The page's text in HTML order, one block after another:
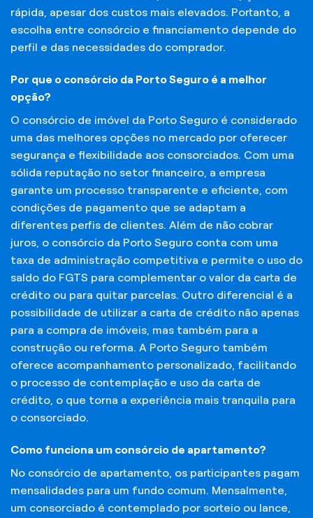
rápida, apesar dos custos mais elevados. Portanto, a
escolha entre consórcio e financiamento depende do
perfil e das necessidades do comprador.
Por que o consórcio da Porto Seguro é a melhor
opção?
O consórcio de imóvel da Porto Seguro é considerado
uma das melhores opções no mercado por oferecer
segurança e flexibilidade aos consorciados. Com uma
sólida reputação no setor financeiro, a empresa
garante um processo transparente e eficiente, com
condições de pagamento que se adaptam a
diferentes perfis de clientes. Além de não cobrar
juros, o consórcio da Porto Seguro conta com uma
taxa de administração competitiva e permite o uso do
saldo do FGTS para complementar o valor da carta de
crédito ou para quitar parcelas. Outro diferencial é a
possibilidade de utilizar a carta de crédito não apenas
para a compra de imóveis, mas também para a
construção ou reforma. A Porto Seguro também
oferece acompanhamento personalizado, facilitando
o processo de contemplação e uso da carta de
crédito, o que torna a experiência mais tranquila para
o consorciado.
Como funciona um consórcio de apartamento?
No consórcio de apartamento, os participantes pagam
mensalidades para um fundo comum. Mensalmente,
um consorciado é contemplado por sorteio ou lance,